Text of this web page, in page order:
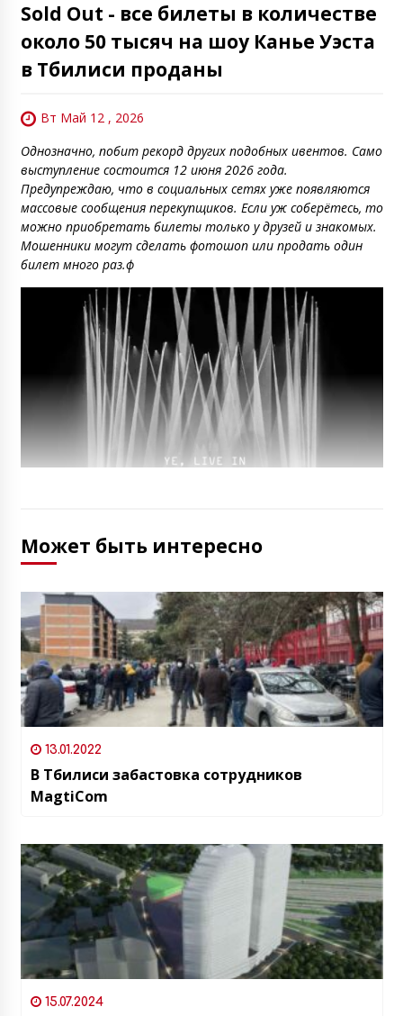
Sold Out - все билеты в количестве
около 50 тысяч на шоу Канье Уэста
в Тбилиси проданы
Вт Май 12 , 2026
Однозначно, побит рекорд других подобных ивентов. Само
выступление состоится 12 июня 2026 года.
Предупреждаю, что в социальных сетях уже появляются
массовые сообщения перекупщиков. Если уж соберётесь, то
можно приобретать билеты только у друзей и знакомых.
Мошенники могут сделать фотошоп или продать один
билет много раз.ф
Может быть интересно
13.01.2022
В Тбилиси забастовка сотрудников
MagtiCom
15.07.2024